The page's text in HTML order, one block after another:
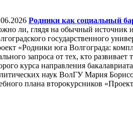
Родники как социальный
ли, глядя на обычный источник
государственного
«Родники юга Волгограда:
запроса от тех, кто
курса направления
наук ВолГУ Мария
плана второкурсников